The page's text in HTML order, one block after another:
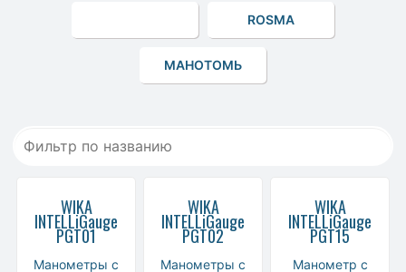
ROSMA
МАНОТОМЬ
WIKA
INTELLiGauge
PGT01
Манометры с
WIKA
INTELLiGauge
PGT02
Манометры с
WIKA
INTELLiGauge
PGT15
Манометр с